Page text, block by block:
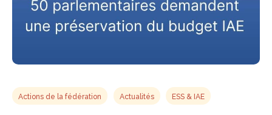
Actions de la fédération Actualités ESS & IAE